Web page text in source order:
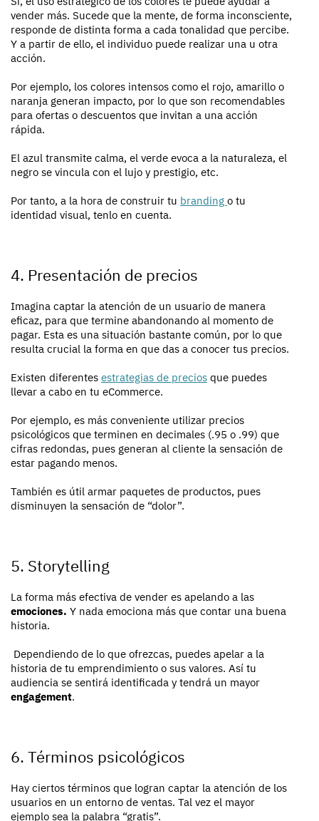
vender más. Sucede que la mente, de forma inconsciente,
responde de distinta forma a cada tonalidad que percibe.
Y a partir de ello, el individuo puede realizar una u otra
acción.
Por ejemplo, los colores intensos como el rojo, amarillo o
naranja generan impacto, por lo que son recomendables
para ofertas o descuentos que invitan a una acción
rápida.
El azul transmite calma, el verde evoca a la naturaleza, el
negro se vincula con el lujo y prestigio, etc.
Por tanto, a la hora de construir tu branding o tu
identidad visual, tenlo en cuenta.
4. Presentación de precios
Imagina captar la atención de un usuario de manera
eficaz, para que termine abandonando al momento de
pagar. Esta es una situación bastante común, por lo que
resulta crucial la forma en que das a conocer tus precios.
Existen diferentes estrategias de precios que puedes
llevar a cabo en tu eCommerce.
Por ejemplo, es más conveniente utilizar precios
psicológicos que terminen en decimales (.95 o .99) que
cifras redondas, pues generan al cliente la sensación de
estar pagando menos.
También es útil armar paquetes de productos, pues
disminuyen la sensación de “dolor”.
5. Storytelling
La forma más efectiva de vender es apelando a las
emociones. Y nada emociona más que contar una buena
historia.
Dependiendo de lo que ofrezcas, puedes apelar a la
historia de tu emprendimiento o sus valores. Así tu
audiencia se sentirá identificada y tendrá un mayor
engagement.
6. Términos psicológicos
Hay ciertos términos que logran captar la atención de los
usuarios en un entorno de ventas. Tal vez el mayor
ejemplo sea la palabra “gratis”.